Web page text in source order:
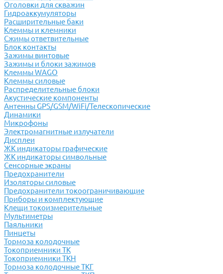
Оголовки для скважин
Гидроаккумуляторы
Расширительные баки
Клеммы и клемники
Cжимы ответвительные
Блок контакты
Зажимы винтовые
Зажимы и блоки зажимов
Клеммы WAGO
Клеммы силовые
Распределительные блоки
Акустические компоненты
Антенны GPS/GSM/WiFi/Телескопические
Динамики
Микрофоны
Электромагнитные излучатели
Дисплеи
ЖК индикаторы графические
ЖК индикаторы символьные
Сенсорные экраны
Предохранители
Изоляторы силовые
Предохранители токоограничивающие
Приборы и комплектующие
Клещи токоизмерительные
Мультиметры
Паяльники
Пинцеты
Тормоза колодочные
Токоприемники ТК
Токоприемники ТКН
Тормоза колодочные ТКГ